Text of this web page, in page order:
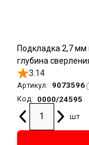
Подкладка 2,7 мм
глубина
3.14
Артикул: 9073596
Код:
0000/24595
шт